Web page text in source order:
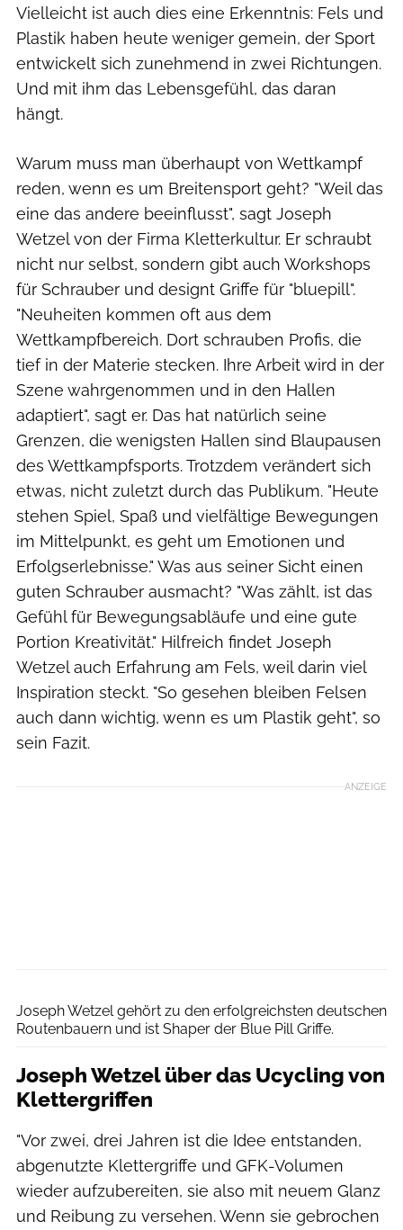
Vielleicht ist auch dies eine Erkenntnis: Fels und
Plastik haben heute weniger gemein, der Sport
entwickelt sich zunehmend in zwei Richtungen.
Und mit ihm das Lebensgefühl, das daran
hängt.
Warum muss man überhaupt von Wettkampf
reden, wenn es um Breitensport geht? "Weil das
eine das andere beeinflusst", sagt Joseph
Wetzel von der Firma Kletterkultur. Er schraubt
nicht nur selbst, sondern gibt auch Workshops
für Schrauber und designt Griffe für "bluepill".
"Neuheiten kommen oft aus dem
Wettkampfbereich. Dort schrauben Profis, die
tief in der Materie stecken. Ihre Arbeit wird in der
Szene wahrgenommen und in den Hallen
adaptiert", sagt er. Das hat natürlich seine
Grenzen, die wenigsten Hallen sind Blaupausen
des Wettkampfsports. Trotzdem verändert sich
etwas, nicht zuletzt durch das Publikum. "Heute
stehen Spiel, Spaß und vielfältige Bewegungen
im Mittelpunkt, es geht um Emotionen und
Erfolgserlebnisse." Was aus seiner Sicht einen
guten Schrauber ausmacht? "Was zählt, ist das
Gefühl für Bewegungsabläufe und eine gute
Portion Kreativität." Hilfreich findet Joseph
Wetzel auch Erfahrung am Fels, weil darin viel
Inspiration steckt. "So gesehen bleiben Felsen
auch dann wichtig, wenn es um Plastik geht", so
sein Fazit.
ANZEIGE
Joseph Wetzel gehört zu den erfolgreichsten deutschen
Routenbauern und ist Shaper der Blue Pill Griffe.
Joseph Wetzel über das Ucycling von
Klettergriffen
"Vor zwei, drei Jahren ist die Idee entstanden,
abgenutzte Klettergriffe und GFK-Volumen
wieder aufzubereiten, sie also mit neuem Glanz
und Reibung zu versehen. Wenn sie gebrochen